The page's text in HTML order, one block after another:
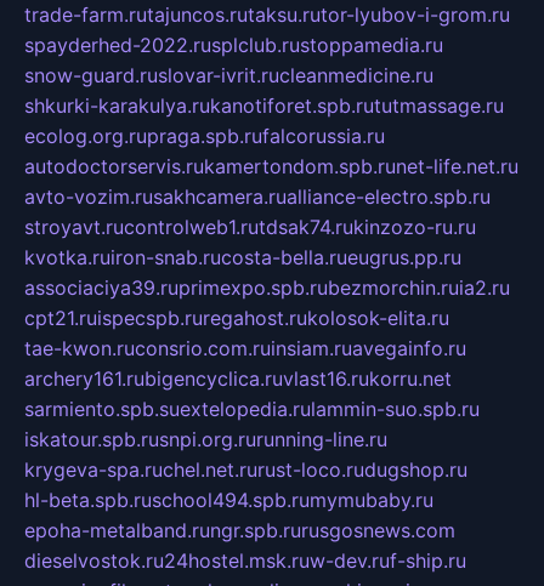
trade-farm.rutajuncos.rutaksu.rutor-lyubov-i-grom.ru
spayderhed-2022.rusplclub.rustoppamedia.ru
snow-guard.ruslovar-ivrit.rucleanmedicine.ru
shkurki-karakulya.rukanotiforet.spb.rututmassage.ru
ecolog.org.rupraga.spb.rufalcorussia.ru
autodoctorservis.rukamertondom.spb.runet-life.net.ru
avto-vozim.rusakhcamera.rualliance-electro.spb.ru
stroyavt.rucontrolweb1.rutdsak74.rukinzozo-ru.ru
kvotka.ruiron-snab.rucosta-bella.rueugrus.pp.ru
associaciya39.ruprimexpo.spb.rubezmorchin.ruia2.ru
cpt21.ruispecspb.ruregahost.rukolosok-elita.ru
tae-kwon.ruconsrio.com.ruinsiam.ruavegainfo.ru
archery161.rubigencyclica.ruvlast16.rukorru.net
sarmiento.spb.suextelopedia.rulammin-suo.spb.ru
iskatour.spb.rusnpi.org.rurunning-line.ru
krygeva-spa.ruchel.net.rurust-loco.rudugshop.ru
hl-beta.spb.ruschool494.spb.rumymubaby.ru
epoha-metalband.rungr.spb.rurusgosnews.com
dieselvostok.ru24hostel.msk.ruw-dev.ruf-ship.ru